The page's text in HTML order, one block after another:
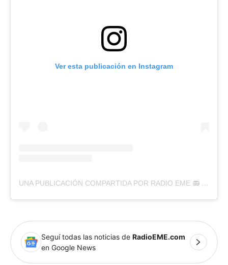
Ver esta publicación en Instagram
UNA PUBLICACIÓN COMPARTIDA POR RADIO EME 📻 (@RADIOEME)
Seguí todas las noticias de RadioEME.com
en Google News